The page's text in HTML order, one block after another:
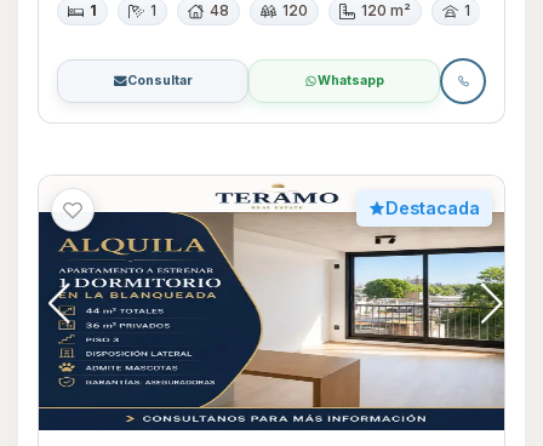
1 1 48 120 120 m² 1
Consultar Whatsapp
Destacada